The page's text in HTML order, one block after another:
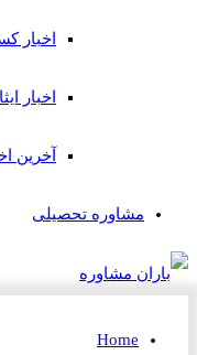
اخبار
اخبار
آخرین
مشاوره تحصیلی
Home